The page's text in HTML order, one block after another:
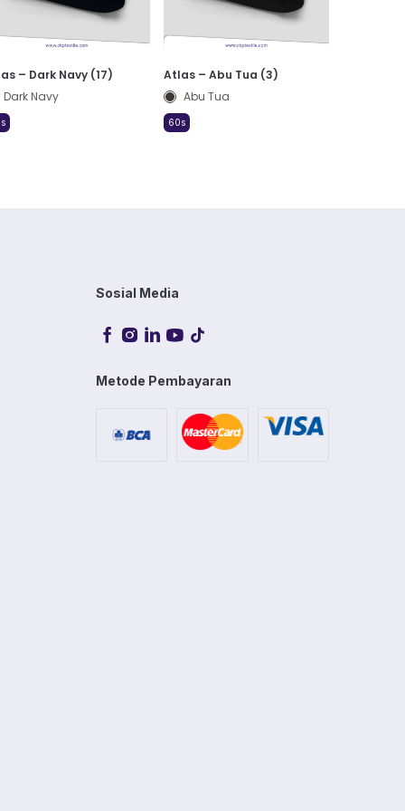
– Dark Navy (17)
Dark Navy
Atlas – Abu Tua (3)
Abu Tua
60s
Sosial Media
Metode Pembayaran